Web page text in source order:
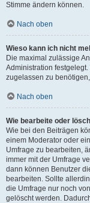
Stimme ändern können.
Nach oben
Wieso kann ich nicht
Die maximal zulässige
Administration
zugelassen zu
Nach oben
Wie bearbeite oder
Wie bei den Beiträgen
einem Moderator oder
Umfrage zu bearbeiten,
immer mit der Umfrage
dann können Benutzer
bearbeiten. Sollte
die Umfrage nur noch
gelöscht werden.